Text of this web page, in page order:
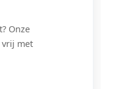
Onze
vrij met